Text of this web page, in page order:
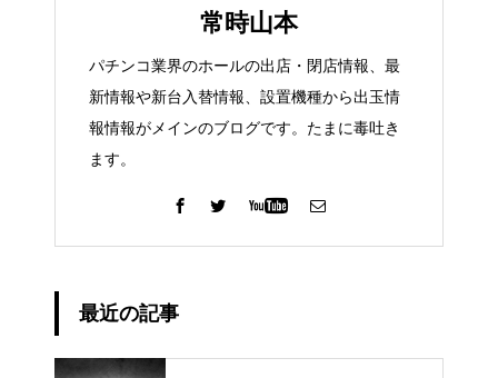
常時山本
パチンコ業界のホールの出店・閉店情報、最
新情報や新台入替情報、設置機種から出玉情
報情報がメインのブログです。たまに毒吐き
ます。
最近の記事